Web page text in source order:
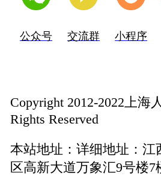
公众号 交流群 小程序
Copyright 2012-2022上海
Rights Reserved
本站地址： 详细地址：江
区高新大道万象汇9号楼7